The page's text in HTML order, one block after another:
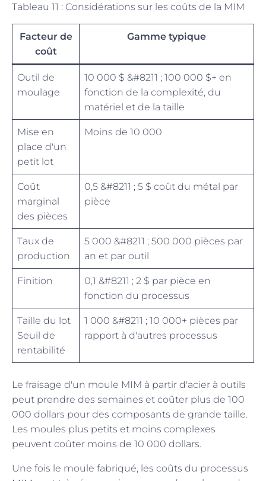
Tableau 11 : Considérations sur les coûts de la MIM
Facteur de
coût
Gamme typique
Outil de
moulage
10 000 $ &#8211 ; 100 000 $+ en
fonction de la complexité, du
matériel et de la taille
Mise en
place d'un
petit lot
Moins de 10 000
Coût
marginal
des pièces
0,5 &#8211 ; 5 $ coût du métal par
pièce
Taux de
production
5 000 &#8211 ; 500 000 pièces par
an et par outil
Finition
0,1 &#8211 ; 2 $ par pièce en
fonction du processus
Taille du lot
Seuil de
rentabilité
1 000 &#8211 ; 10 000+ pièces par
rapport à d'autres processus
Le fraisage d'un moule MIM à partir d'acier à outils
peut prendre des semaines et coûter plus de 100
000 dollars pour des composants de grande taille.
Les moules plus petits et moins complexes
peuvent coûter moins de 10 000 dollars.
Une fois le moule fabriqué, les coûts du processus